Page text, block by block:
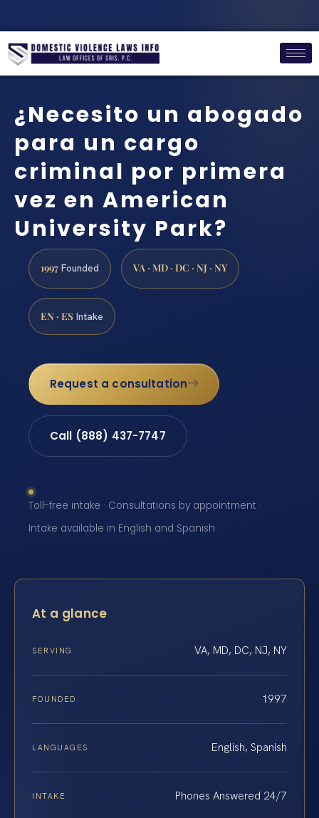
¿Necesito un abogado
para un cargo
criminal por primera
vez en American
University Park?
1997 Founded VA · MD · DC · NJ · NY
EN · ES Intake
Request a consultation
Call (888) 437-7747
Toll-free intake · Consultations by appointment ·
Intake available in English and Spanish
At a glance
SERVING VA, MD, DC, NJ, NY
FOUNDED 1997
LANGUAGES English, Spanish
INTAKE Phones Answered 24/7